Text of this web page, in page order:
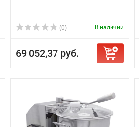
(0) В наличии
69 052,37 руб.